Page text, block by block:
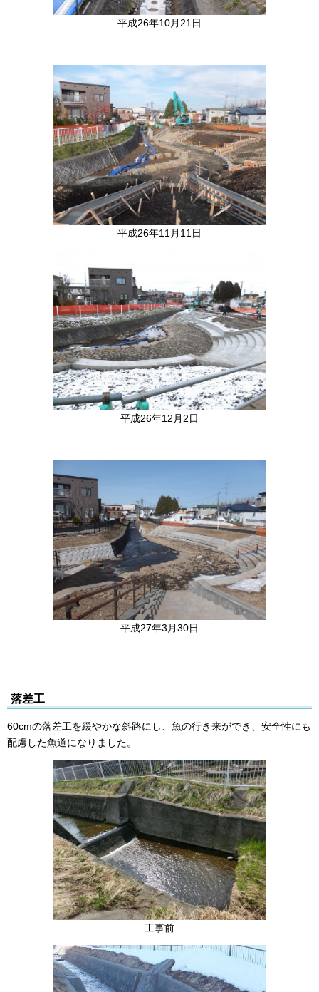
平成26年10月21日
平成26年11月11日
平成26年12月2日
平成27年3月30日
落差工
60cmの落差工を緩やかな斜路にし、魚の行き来ができ、安全性にも
配慮した魚道になりました。
工事前